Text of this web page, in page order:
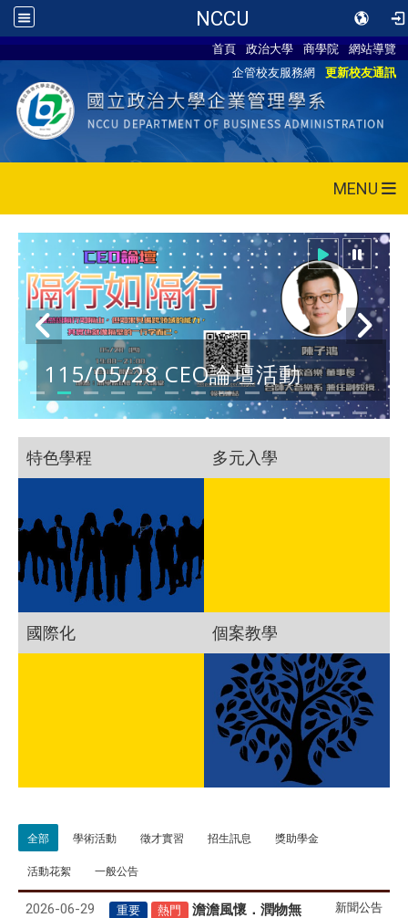
NCCU
首頁 政治大學 商學院
網站導覽
企管校友服務網
更新校友通訊
MENU
115/05/28 CEO論壇活動
特色學程 多元入學
國際化 個案教學
全部 學術活動 徵才實習 招生訊息 獎助學金
活動花絮 一般公告
2026-06-29 重要 熱門
澹澹風懷．潤物無
新聞公告